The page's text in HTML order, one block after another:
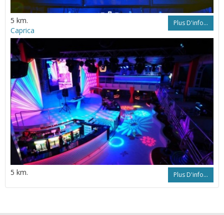
5 km. Plus D'info...
Caprica
5 km. Plus D'info...